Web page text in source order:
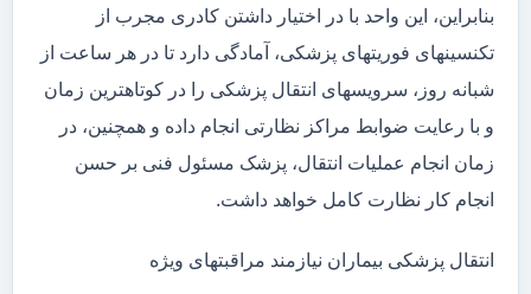
بنابراین، این واحد با در اختیار داشتن کادری مجرب از
تکنسینهای فوریتهای پزشکی، آمادگی دارد تا در هر ساعت از
شبانه روز، سرویسهای انتقال پزشکی را در کوتاهترین زمان
و با رعایت ضوابط مراکز نظارتی انجام داده و همچنین، در
زمان انجام عملیات انتقال، پزشک مسئول فنی بر حسن
انجام کار نظارت کامل خواهد داشت.
انتقال پزشکی بیماران نیازمند مراقبتهای ویژه